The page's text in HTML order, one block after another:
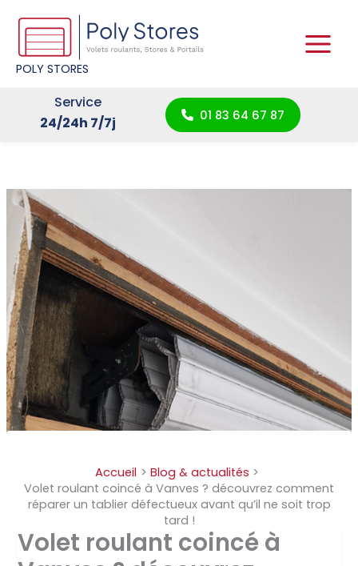
contenu
POLY STORES
Service
24/24h 7/7j
01 83 64 67 87
Accueil
Blog & actualités
Volet roulant coincé à Vanves ? découvrez comment
réparer un tablier défectueux avant qu’il ne soit trop
tard !
Volet roulant coincé à